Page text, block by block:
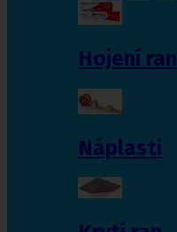
Hojení ran
Náplasti